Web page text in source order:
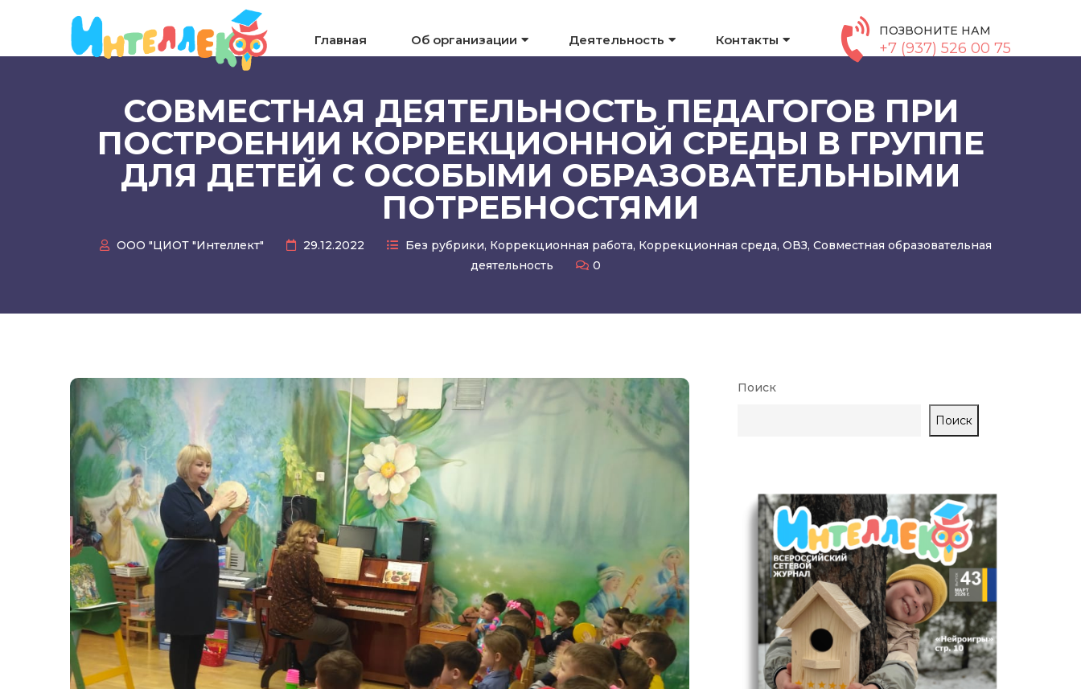
Главная Об организации Деятельность Контакты
ПОЗВОНИТЕ НАМ
+7 (937) 526 00 75
СОВМЕСТНАЯ ДЕЯТЕЛЬНОСТЬ ПЕДАГОГОВ ПРИ
ПОСТРОЕНИИ КОРРЕКЦИОННОЙ СРЕДЫ В ГРУППЕ
ДЛЯ ДЕТЕЙ С ОСОБЫМИ ОБРАЗОВАТЕЛЬНЫМИ
ПОТРЕБНОСТЯМИ
ООО "ЦИОТ "Интеллект" 29.12.2022 Без рубрики, Коррекционная работа, Коррекционная среда, ОВЗ, Совместная образовательная
деятельность
0
Поиск
Поиск